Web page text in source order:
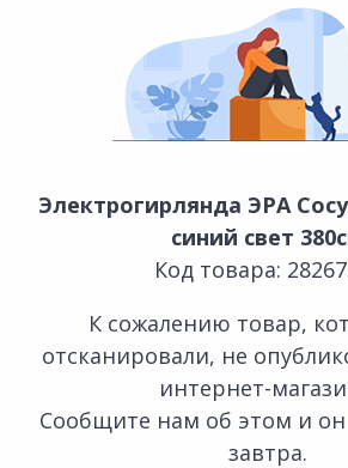
Избранное
Недавно
товары
Электрогирлянда ЭРА
синий свет
Код товара:
К сожалению товар,
отсканировали, не
интернет-
Сообщите нам об этом и он
завтра.